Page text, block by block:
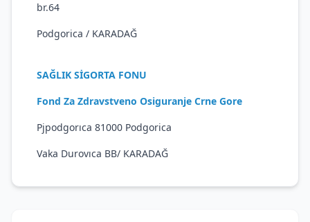
br.64
Podgorica / KARADAĞ
SAĞLIK SİGORTA FONU
Fond Za Zdravstveno Osiguranje Crne Gore
Pjpodgorıca 81000 Podgorica
Vaka Durovıca BB/ KARADAĞ